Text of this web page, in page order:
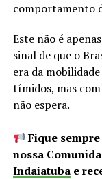
comportamento
Este não é
sinal de que o
era da
tímidos, mas
não espera.
Fique
nossa
Indaiatubae